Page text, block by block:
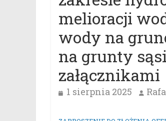
melioracji
wody na
na grunty
załącznikami
1 sierpnia 2025